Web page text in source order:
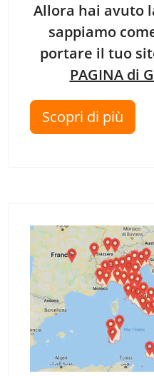
Allora hai avuto
sappiamo
portare il tuo
PAGINA di
Scopri di più